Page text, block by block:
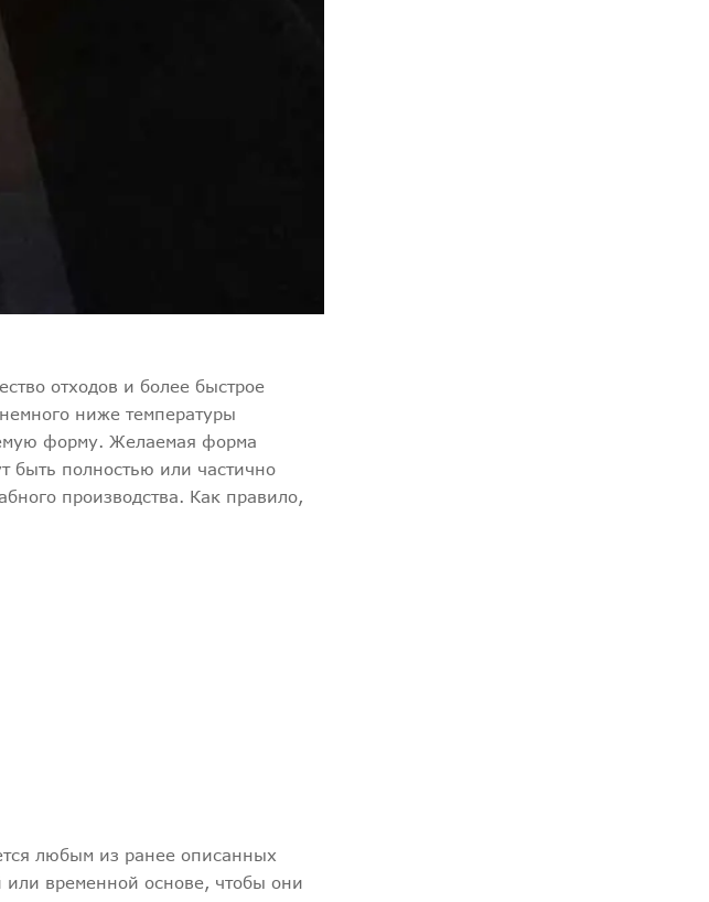
отходов и более быстрое
ниже температуры
форму. Желаемая форма
быть полностью или частично
производства. Как правило,
любым из ранее описанных
или временной основе, чтобы они